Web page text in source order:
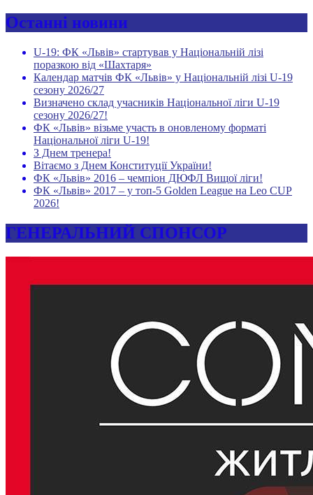
Останні новини
U-19: ФК «Львів» стартував у Національній лізі
поразкою від «Шахтаря»
Календар матчів ФК «Львів» у Національній лізі U-19
сезону 2026/27
Визначено склад учасників Національної ліги U-19
сезону 2026/27!
ФК «Львів» візьме участь в оновленому форматі
Національної ліги U-19!
З Днем тренера!
Вітаємо з Днем Конституції України!
ФК «Львів» 2016 – чемпіон ДЮФЛ Вищої ліги!
ФК «Львів» 2017 – у топ-5 Golden League на Leo CUP
2026!
ГЕНЕРАЛЬНИЙ СПОНСОР